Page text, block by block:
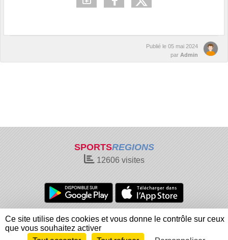
Publié le 05 mai 2024
par Admin
SPORTSREGIONS
12606visites
Charte cookies
Gestion des cookies
Informations légales
Signaler un contenu inapproprié
Ce site utilise des cookies et vous donne le contrôle sur ceux
que vous souhaitez activer